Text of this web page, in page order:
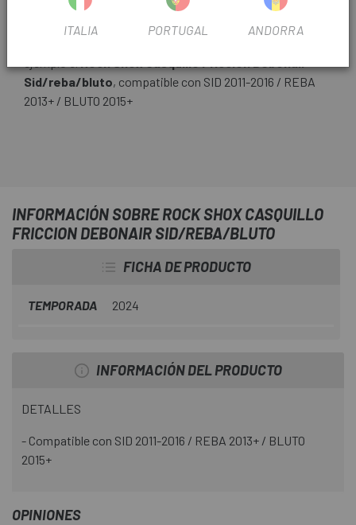
Sid/reba/bluto, compatible con SID 2011-2016 / REBA
2013+ / BLUTO 2015+
INFORMACIÓN SOBRE ROCK SHOX CASQUILLO
FRICCION DEBONAIR SID/REBA/BLUTO
FICHA DE PRODUCTO
TEMPORADA 2024
INFORMACIÓN DEL PRODUCTO
DETALLES
- Compatible con SID 2011-2016 / REBA 2013+ / BLUTO
2015+
OPINIONES
ITALIA PORTUGAL ANDORRA